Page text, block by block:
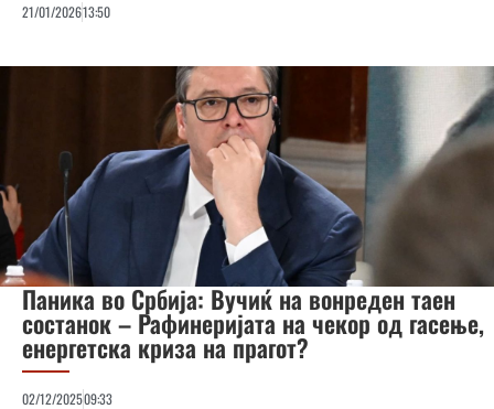
21/01/202613:50
Паника во Србија: Вучиќ на вонреден таен
состанок – Рафинеријата на чекор од гасење,
енергетска криза на прагот?
02/12/202509:33